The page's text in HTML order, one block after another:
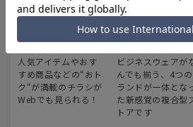
最新のお買い得情報
人気アイテムやおす
すめ商品などの“おト
ク“が満載のチラシが
Webでも見られる！
スーツスクエア
ビジネスウェアが
んでも揃う、4つ
ランドが一体とな
た新感覚の複合型
トアです